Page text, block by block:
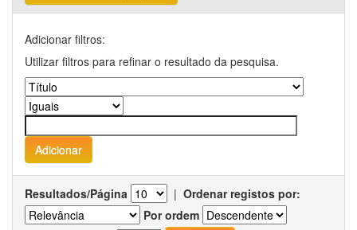
Adicionar filtros:
Utilizar filtros para refinar o resultado da pesquisa.
Resultados/Página | Ordenar registos por:
Por ordem